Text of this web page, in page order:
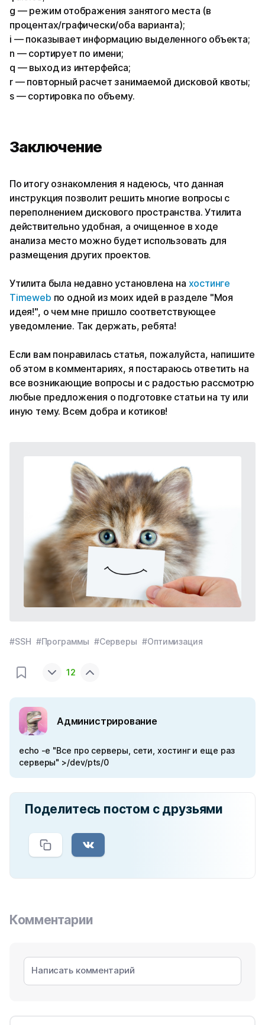
g — режим отображения занятого места (в
процентах/графически/оба варианта);
i — показывает информацию выделенного объекта;
n — сортирует по имени;
q — выход из интерфейса;
r — повторный расчет занимаемой дисковой квоты;
s — сортировка по объему.
Заключение
По итогу ознакомления я надеюсь, что данная
инструкция позволит решить многие вопросы с
переполнением дискового пространства. Утилита
действительно удобная, а очищенное в ходе
анализа место можно будет использовать для
размещения других проектов.
Утилита была недавно установлена на хостинге
Timeweb по одной из моих идей в разделе "Моя
идея!", о чем мне пришло соответствующее
уведомление. Так держать, ребята!
Если вам понравилась статья, пожалуйста, напишите
об этом в комментариях, я постараюсь ответить на
все возникающие вопросы и с радостью рассмотрю
любые предложения о подготовке статьи на ту или
иную тему. Всем добра и котиков!
#SSH #Программы #Серверы #Оптимизация
12
Администрирование
echo -e "Все про серверы, сети, хостинг и еще раз
серверы" >/dev/pts/0
Поделитесь постом с друзьями
Комментарии